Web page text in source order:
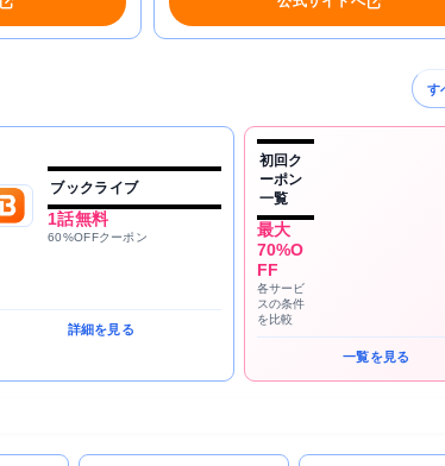
す
ブックライブ
1話無料
60%OFFクーポン
詳細を見る
初回ク
ーポン
一覧
最大
70%O
FF
各サービ
スの条件
を比較
一覧を見る